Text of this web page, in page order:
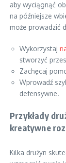
aby wyciągnąć
na późniejsze
może prowadzić
Wykorzystaj
stworzyć
Zachęcaj
Wprowadź
defensywne.
Przykłady
kreatywne
Kilka drużyn